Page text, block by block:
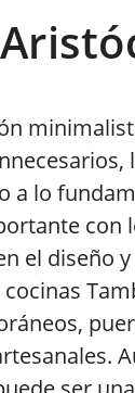
a lo
con
el diseño
cocinas